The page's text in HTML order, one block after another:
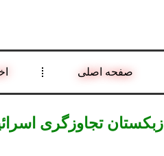
صفحه اصلی
ازبکستان تجاوزگری